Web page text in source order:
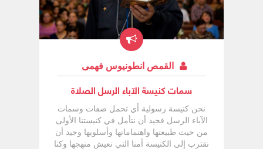
القمص انطونيوس فهمى
سمات كنيسة الآباء الرسل الصلاة
نحن كنيسة رسولية أي تحمل صفات وسمات
الآباء الرسل فجيد أن نتأمل في كنيستنا الأولى
من حيث طبيعتها واهتماماتها وأسلوبها وجيد أن
نقترب إلى الكنيسة أمنا التي نعيش منهجها وكنا